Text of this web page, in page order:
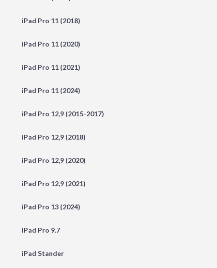
iPad Pro 11 (2018)
iPad Pro 11 (2020)
iPad Pro 11 (2021)
iPad Pro 11 (2024)
iPad Pro 12,9 (2015-2017)
iPad Pro 12,9 (2018)
iPad Pro 12,9 (2020)
iPad Pro 12,9 (2021)
iPad Pro 13 (2024)
iPad Pro 9.7
iPad Stander